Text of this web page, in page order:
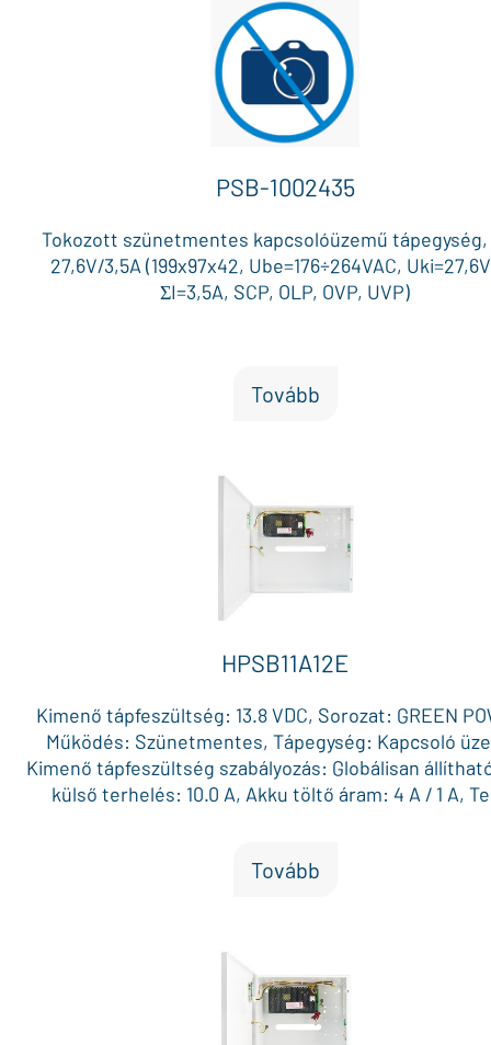
hiba kimenet, Működési hőmérséklet: -10 °C és +40
PSB-1002435
Tokozott szünetmentes kapcsolóüzemű tápegység,
27,6V/3,5A (199x97x42, Ube=176÷264VAC,
ΣI=3,5A, SCP, OLP, OVP, UVP)
Tovább
HPSB11A12E
Kimenő tápfeszültség: 13.8 VDC, Sorozat: GREEN
Működés: Szünetmentes, Tápegység: Kapcsoló
Kimenő tápfeszültség szabályozás: Globálisan
külső terhelés: 10.0 A, Akku töltő áram: 4 A / 1 A,
kimenet: 1, AUX biztosíték: Polimer, Doboz méret: 400
MPSB12 modullal bejövő 230 VAC hiba / akku hiba /
hiba kimenet, Működési hőmérséklet: -10 °C és +40
Tovább